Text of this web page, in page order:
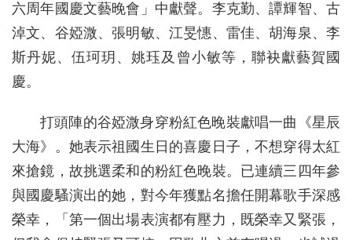
六周年國慶文藝晚會」中獻聲。李克勤、譚輝智、古
淖文、谷婭溦、張明敏、江旻憓、雷佳、胡海泉、李
斯丹妮、伍珂玥、姚珏及曾小敏等，聯袂獻藝賀國
慶。
打頭陣的谷婭溦身穿粉紅色晚裝獻唱一曲《星辰
大海》。她表示祖國生日的喜慶日子，不想穿得太紅
來搶鏡，故挑選柔和的粉紅色晚裝。已連續三四年參
與國慶騷演出的她，對今年獲點名擔任開幕歌手深感
榮幸，「第一個出場表演都有壓力，既榮幸又緊張，